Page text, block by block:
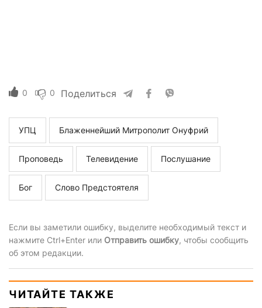
0 0 Поделиться
УПЦ Блаженнейший Митрополит Онуфрий
Проповедь Телевидение Послушание
Бог Слово Предстоятеля
Если вы заметили ошибку, выделите необходимый текст и
нажмите Ctrl+Enter или Отправить ошибку, чтобы сообщить
об этом редакции.
ЧИТАЙТЕ ТАКЖЕ